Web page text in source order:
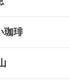
珈琲